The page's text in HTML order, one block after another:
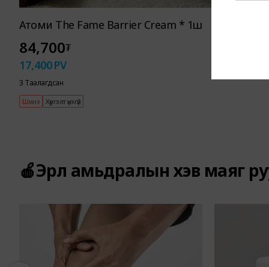
Атоми The Fame Barrier Cream * 1ш
84,700₮
17,400PV
3 Таалагдсан
Шинэ Хүргэлт үнэгүй
🍎Эрүүл амьдралын хэв маяг